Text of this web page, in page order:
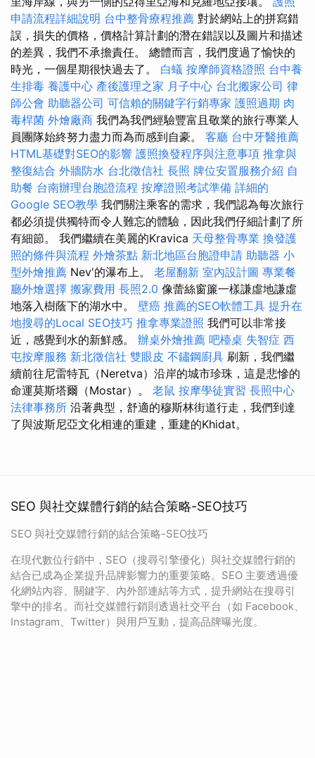
申請流程詳細說明 台中整骨療程推薦 對於網站上的拼寫錯
誤，損失的價格，價格計算計劃的潛在錯誤以及圖片和描述
的差異，我們不承擔責任。 總體而言，我們度過了愉快的
時光，一個星期很快過去了。 白蟻 按摩師資格證照 台中養
生排毒 養護中心 產後護理之家 月子中心 台北搬家公司 律
師公會 助聽器公司 可信賴的關鍵字行銷專家 護照過期 肉
毒桿菌 外燴廠商 我們為我們經驗豐富且敬業的旅行專業人
員團隊始終努力盡力而為而感到自豪。 客廳 台中牙醫推薦
HTML基礎對SEO的影響 護照換發程序與注意事項 推拿與
整復結合 外牆防水 台北徵信社 長照 牌位安置服務介紹 自
助餐 台南辦理台胞證流程 按摩證照考試準備 詳細的
Google SEO教學 我們關注乘客的需求，我們認為每次旅行
都必須提供獨特而令人難忘的體驗，因此我們仔細計劃了所
有細節。 我們繼續在美麗的Kravica 天母整骨專業 換發護
照的條件與流程 外燴茶點 新北地區台胞證申請 助聽器 小
型外燴推薦 Nev'的瀑布上。 老屋翻新 室內設計圖 專業餐
廳外燴選擇 搬家費用 長照2.0 像蕾絲窗簾一​​樣謙虛地謙虛
地落入樹蔭下的湖水中。 壁癌 推薦的SEO軟體工具 提升在
地搜尋的Local SEO技巧 推拿專業證照 我們可以非常接
近，感覺到水的新鮮感。 辦桌外燴推薦 吧檯桌 失智症 西
屯按摩服務 新北徵信社 雙眼皮 不鏽鋼廚具 刷新，我們繼
續前往尼雷特瓦（Neretva）沿岸的城市珍珠，這是悲慘的
命運莫斯塔爾（Mostar）。 老鼠 按摩學徒實習 長照中心
法律事務所 沿著典型，舒適的穆斯林街道行走，我們到達
了與波斯尼亞文化相連的重建，重建的Khidat。
SEO 與社交媒體行銷的結合策略-SEO技巧
SEO 與社交媒體行銷的結合策略-SEO技巧
在現代數位行銷中，SEO（搜尋引擎優化）與社交媒體行銷的
結合已成為企業提升品牌影響力的重要策略。SEO 主要透過優
化網站內容、關鍵字、內外部連結等方式，提升網站在搜尋引
擎中的排名。而社交媒體行銷則透過社交平台（如 Facebook、
Instagram、Twitter）與用戶互動，提高品牌曝光度。